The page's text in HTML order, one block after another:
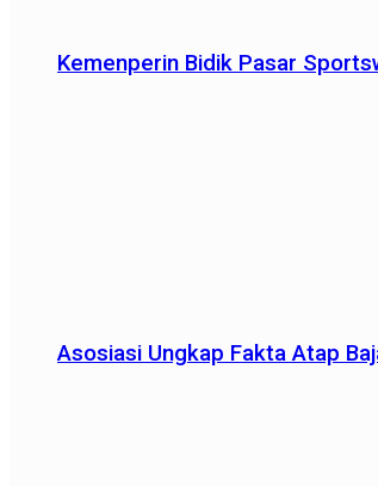
Kemenperin Bidik Pasar
Asosiasi Ungkap Fakta Atap